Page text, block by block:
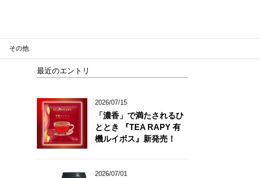
その他
最近のエントリ
2026/07/15
「濃香」で満たされるひ
ととき 『TEA RAPY 有
機ルイボス』新発売！
2026/07/01